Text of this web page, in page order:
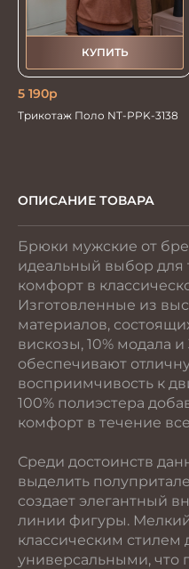
КУПИТЬ
5 190р
Трикотаж Поло NT-PPK-3138
ОПИСАНИЕ ТОВАРА
Брюки мужские от
идеальный выбор для
комфорт в
Изготовленные из
материалов,
вискозы, 10% модала
обеспечивают
восприимчивость к
100% полиэстера
комфорт в течение
Среди достоинств
выделить
создает элегантный
линии фигуры.
классическим стилем
универсальными, что